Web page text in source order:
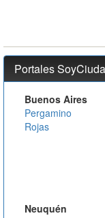
Portales
Buenos Aires
Pergamino
Rojas
Neuquén